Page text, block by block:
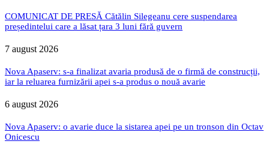
COMUNICAT DE PRESĂ Cătălin Silegeanu cere suspendarea
președintelui care a lăsat țara 3 luni fără guvern
7 august 2026
Nova Apaserv: s-a finalizat avaria produsă de o firmă de construcții,
iar la reluarea furnizării apei s-a produs o nouă avarie
6 august 2026
Nova Apaserv: o avarie duce la sistarea apei pe un tronson din Octav
Onicescu